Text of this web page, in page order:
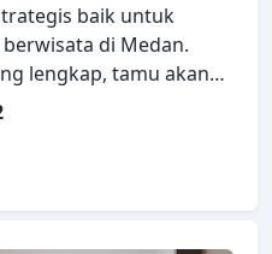
baik untuk
di Medan.
lengkap, tamu akan
di properti yang
kamar 24 jam, WiFi
di tempat umum,
yang ada di
kamar Anda yang
dilengkapi dengan